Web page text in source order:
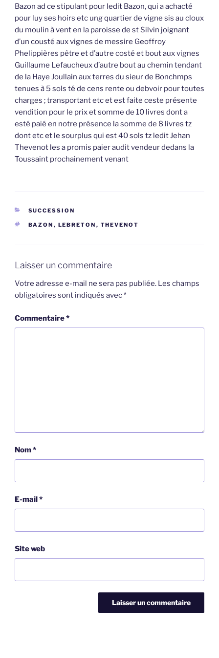
Bazon ad ce stipulant pour ledit Bazon, qui a achacté
pour luy ses hoirs etc ung quartier de vigne sis au cloux
du moulin à vent en la paroisse de st Silvin joignant
d’un cousté aux vignes de messire Geoffroy
Phelippières pêtre et d’autre costé et bout aux vignes
Guillaume Lefaucheux d’autre bout au chemin tendant
de la Haye Joullain aux terres du sieur de Bonchmps
tenues à 5 sols té de cens rente ou debvoir pour toutes
charges ; transportant etc et est faite ceste présente
vendition pour le prix et somme de 10 livres dont a
esté paié en notre présence la somme de 8 livres tz
dont etc et le sourplus qui est 40 sols tz ledit Jehan
Thevenot les a promis paier audit vendeur dedans la
Toussaint prochainement venant
CATÉGORIES
SUCCESSION
ÉTIQUETTES
BAZON , LEBRETON , THEVENOT
Laisser un commentaire
Votre adresse e-mail ne sera pas publiée. Les champs
obligatoires sont indiqués avec*
Commentaire*
Nom*
E-mail*
Site web